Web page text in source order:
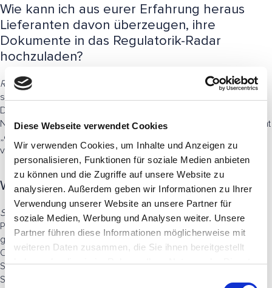
Diese Webseite verwendet Cookies
Wir verwenden Cookies, um Inhalte und Anzeigen zu
personalisieren, Funktionen für soziale Medien anbieten
zu können und die Zugriffe auf unsere Website zu
analysieren. Außerdem geben wir Informationen zu Ihrer
Verwendung unserer Website an unsere Partner für
soziale Medien, Werbung und Analysen weiter. Unsere
Partner führen diese Informationen möglicherweise mit
weiteren Daten zusammen, die Sie ihnen bereitgestellt
haben oder die sie im Rahmen Ihrer Nutzung der Dienste
E
Wie kann ich aus eurer Erfahrung heraus
Lieferanten davon überzeugen, ihre
Dokumente in das Regulatorik-Radar
hochzuladen?
Rüdiger:
Am besten, indem du ihnen aufzeigst, dass es auch für
sie Vorteile bringt!
Die KI-Auswertung ist objektiv, schnell und bietet klare
Nachweise. Außerdem legt der Lieferant seine Dokumente nicht
„offen“, sondern nur die relevanten Textpassagen werden
verarbeitet
Welche Dateiformate unterstützt das Tool?
Sebastian:
Eigentlich alle Formate, die täglich genutzt werden:
PDF, Word, Excel und PowerPoint. Bei PDF, lassen sich selbst
gescannte Dokumente mühelos einbinden, dank integrierter
OCR-Technologie, die Inhalte zuverlässig erkennt. Solange der
Scan also halbwegs lesbar ist, funktioniert auch der Import ohne
Schwierigkeiten.